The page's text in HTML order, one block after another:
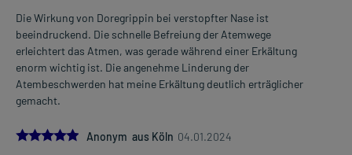
Jugendliche ab 14 Jahren und Erwachsene
1-2 Tabletten
1-3-mal täglich
unabhängig von der Mahlzeit
oder Apotheker überschritten werden.
Die Wirkung von Doregrippin bei verstopfter Nase ist
beeindruckend. Die schnelle Befreiung der Atemwege
erleichtert das Atmen, was gerade während einer Erkältung
enorm wichtig ist. Die angenehme Linderung der
Atembeschwerden hat meine Erkältung deutlich erträglicher
gemacht.
5.0Anonym aus Köln 04.01.2024